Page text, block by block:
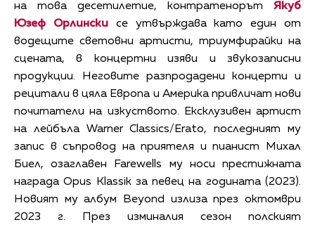
на това десетилетие, контратенорът Якуб
Юзеф Орлинскисе утвърждава като един от
водещите световни артисти, триумфирайки на
сцената, в концертни изяви и звукозаписни
продукции. Неговите разпродадени концерти и
рецитали в цяла Европа и Америка привличат нови
почитатели на изкуството. Ексклузивен артист
на лейбъла Warner Classics/Erato, последният му
запис в съпровод на приятеля и пианист Михал
Биел, озаглавен Farewells му носи престижната
награда Opus Klassik за певец на годината (2023).
Новият му албум Beyond излиза през октомври
2023 г. През изминалия сезон полският